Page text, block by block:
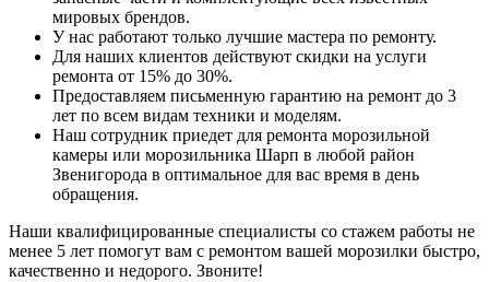
мировых брендов.
У нас работают только лучшие мастера по ремонту.
Для наших клиентов действуют скидки на услуги
ремонта от 15% до 30%.
Предоставляем письменную гарантию на ремонт до 3
лет по всем видам техники и моделям.
Наш сотрудник приедет для ремонта морозильной
камеры или морозильника Шарп в любой район
Звенигорода в оптимальное для вас время в день
обращения.
Наши квалифицированные специалисты со стажем работы не
менее 5 лет помогут вам с ремонтом вашей морозилки быстро,
качественно и недорого. Звоните!